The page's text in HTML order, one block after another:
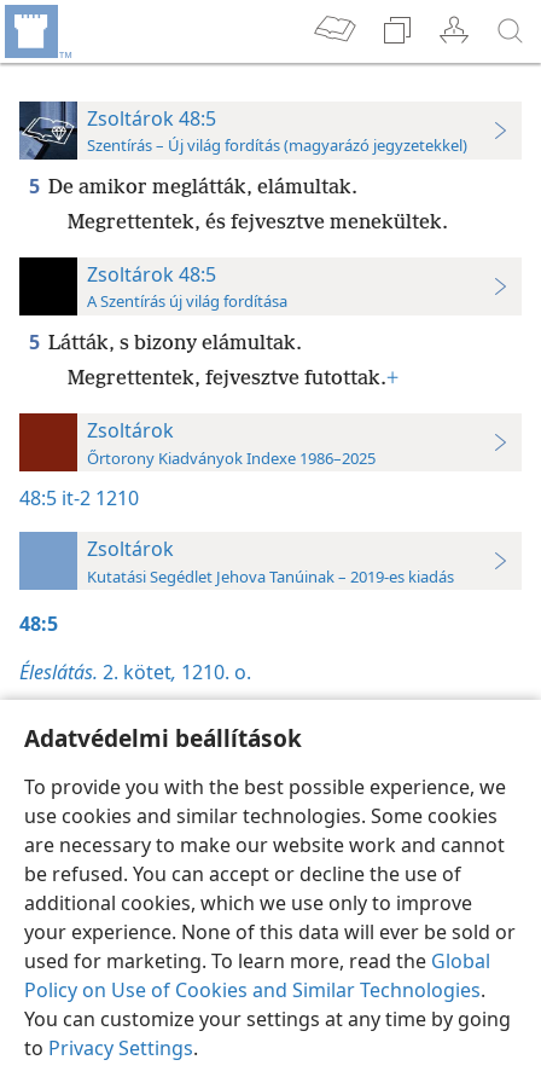
Adatvédelmi beállítások
To provide you with the best possible experience, we
use cookies and similar technologies. Some cookies
are necessary to make our website work and cannot
be refused. You can accept or decline the use of
additional cookies, which we use only to improve
your experience. None of this data will ever be sold or
used for marketing. To learn more, read the Global
Policy on Use of Cookies and Similar Technologies.
You can customize your settings at any time by going
to Privacy Settings.
Zsoltárok 48:5
Szentírás – Új világ fordítás (magyarázó jegyzetekkel)
5 De amikor meglátták, elámultak.
Megrettentek, és fejvesztve menekültek.
Zsoltárok 48:5
A Szentírás új világ fordítása
5 Látták, s bizony elámultak.
Megrettentek, fejvesztve futottak.+
Zsoltárok
Őrtorony Kiadványok Indexe 1986–2025
48:5 it-2 1210
Zsoltárok
Kutatási Segédlet Jehova Tanúinak – 2019-es kiadás
48:5
Éleslátás. 2. kötet, 1210. o.
Magyar Beállítások
Copyright© 2026 Watch Tower Bible and Tract Society of Pennsylvania
Felhasználási feltételek
Bizalmas információra vonatkozó szabályok
Adatvédelmi beállítások
JW.ORG Bejelentkezés